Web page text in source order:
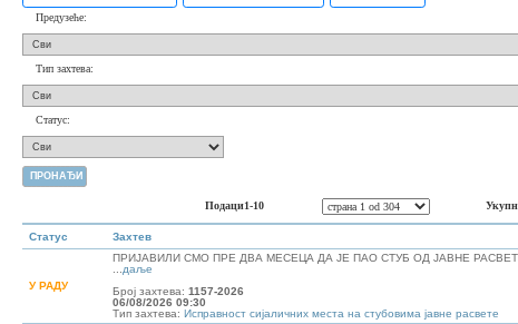
Предузеће:
Тип захтева:
Статус:
Подаци1-10
Статус Захтев
У РАДУ
ПРИЈАВИЛИ СМО ПРЕ ДВА МЕСЕЦА ДА ЈЕ ПАО СТУБ ОД ЈАВНЕ
даље
Број захтева: 1157-2026
06/08/2026 09:30
Тип захтева: Исправност сијаличних места на стубовима јавне расвете